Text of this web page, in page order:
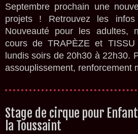
Septembre prochain une
projets ! Retrouvez les
Nouveauté pour les adultes,
cours de TRAPÈZE et
lundis soirs de 20h30 à 22h30.
assouplissement, renforcement
Stage de cirque pour
la Toussaint